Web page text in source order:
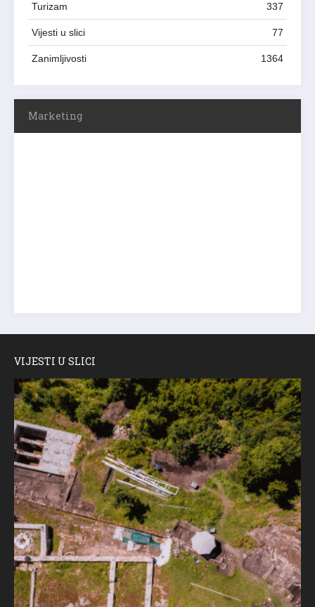
Turizam 337
Vijesti u slici 77
Zanimljivosti 1364
Marketing
VIJESTI U SLICI